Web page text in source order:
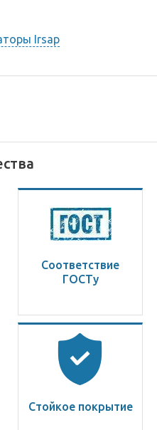
Irsap
Соответствие
ГОСТу
Стойкое покрытие